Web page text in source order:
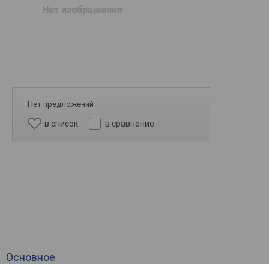
Нет предложений
в список в сравнение
Основное